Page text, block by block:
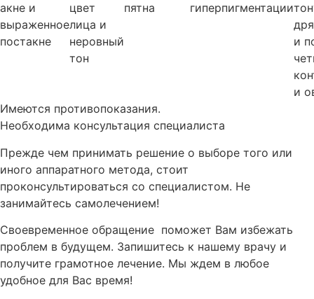
акне и
выраженное
постакне
цвет
лица и
неровный
тон
пятна
гиперпигментации
и
и
Имеются противопоказания.
Необходима консультация специалиста
Прежде чем принимать решение о выборе того или
иного аппаратного метода, стоит
проконсультироваться со специалистом. Не
занимайтесь самолечением!
Своевременное обращение поможет Вам избежать
проблем в будущем. Запишитесь к нашему врачу и
получите грамотное лечение. Мы ждем в любое
удобное для Вас время!